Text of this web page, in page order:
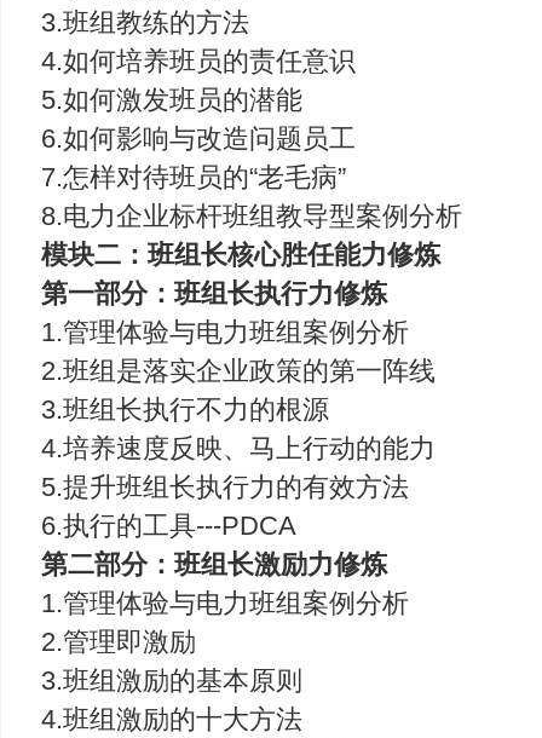
3.班组教练的方法
4.如何培养班员的责任意识
5.如何激发班员的潜能
6.如何影响与改造问题员工
7.怎样对待班员的“老毛病”
8.电力企业标杆班组教导型案例分析
模块二：班组长核心胜任能力修炼
第一部分：班组长执行力修炼
1.管理体验与电力班组案例分析
2.班组是落实企业政策的第一阵线
3.班组长执行不力的根源
4.培养速度反映、马上行动的能力
5.提升班组长执行力的有效方法
6.执行的工具---PDCA
第二部分：班组长激励力修炼
1.管理体验与电力班组案例分析
2.管理即激励
3.班组激励的基本原则
4.班组激励的十大方法